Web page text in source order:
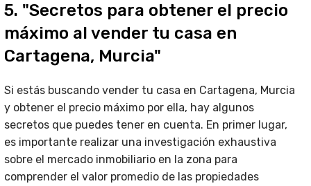
5. "Secretos para obtener el precio
máximo al vender tu casa en
Cartagena, Murcia"
Si estás buscando vender tu casa en Cartagena, Murcia
y obtener el precio máximo por ella, hay algunos
secretos que puedes tener en cuenta. En primer lugar,
es importante realizar una investigación exhaustiva
sobre el mercado inmobiliario en la zona para
comprender el valor promedio de las propiedades